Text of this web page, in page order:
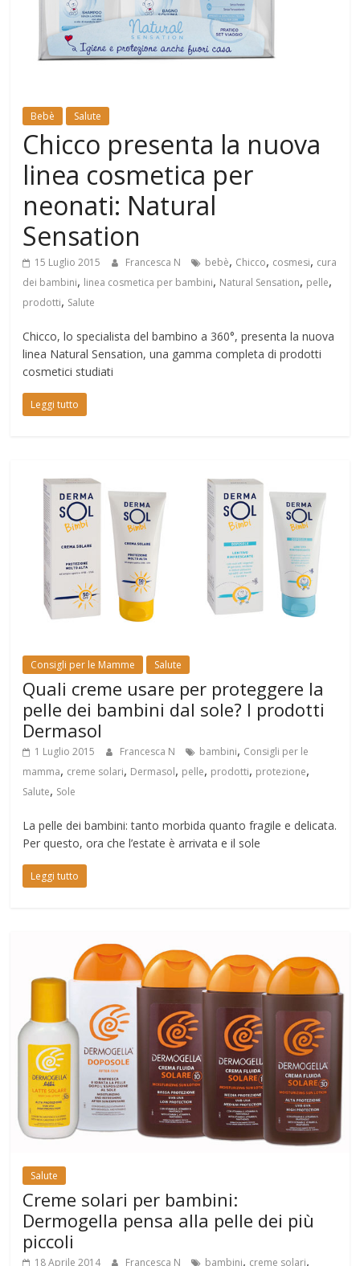
Bebè Salute
Chicco presenta la nuova
linea cosmetica per
neonati: Natural
Sensation
15 Luglio 2015 Francesca N bebè, Chicco, cosmesi, cura
dei bambini, linea cosmetica per bambini, Natural Sensation, pelle,
prodotti, Salute
Chicco, lo specialista del bambino a 360°, presenta la nuova
linea Natural Sensation, una gamma completa di prodotti
cosmetici studiati
Leggi tutto
Consigli per le Mamme Salute
Quali creme usare per proteggere la
pelle dei bambini dal sole? I prodotti
Dermasol
1 Luglio 2015 Francesca N bambini, Consigli per le
mamma, creme solari, Dermasol, pelle, prodotti, protezione,
Salute, Sole
La pelle dei bambini: tanto morbida quanto fragile e delicata.
Per questo, ora che l’estate è arrivata e il sole
Leggi tutto
Salute
Creme solari per bambini:
Dermogella pensa alla pelle dei più
piccoli
18 Aprile 2014 Francesca N bambini, creme solari,